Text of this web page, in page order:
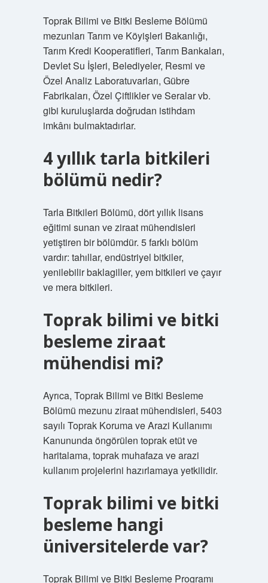
Toprak Bilimi ve Bitki Besleme Bölümü
mezunları Tarım ve Köyişleri Bakanlığı,
Tarım Kredi Kooperatifleri, Tarım Bankaları,
Devlet Su İşleri, Belediyeler, Resmi ve
Özel Analiz Laboratuvarları, Gübre
Fabrikaları, Özel Çiftlikler ve Seralar vb.
gibi kuruluşlarda doğrudan istihdam
imkânı bulmaktadırlar.
4 yıllık tarla bitkileri
bölümü nedir?
Tarla Bitkileri Bölümü, dört yıllık lisans
eğitimi sunan ve ziraat mühendisleri
yetiştiren bir bölümdür. 5 farklı bölüm
vardır: tahıllar, endüstriyel bitkiler,
yenilebilir baklagiller, yem bitkileri ve çayır
ve mera bitkileri.
Toprak bilimi ve bitki
besleme ziraat
mühendisi mi?
Ayrıca, Toprak Bilimi ve Bitki Besleme
Bölümü mezunu ziraat mühendisleri, 5403
sayılı Toprak Koruma ve Arazi Kullanımı
Kanununda öngörülen toprak etüt ve
haritalama, toprak muhafaza ve arazi
kullanım projelerini hazırlamaya yetkilidir.
Toprak bilimi ve bitki
besleme hangi
üniversitelerde var?
Toprak Bilimi ve Bitki Besleme Programı